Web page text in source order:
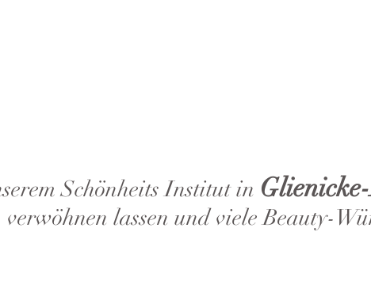
Schönheits Institut in
verwöhnen lassen und viele Beauty-